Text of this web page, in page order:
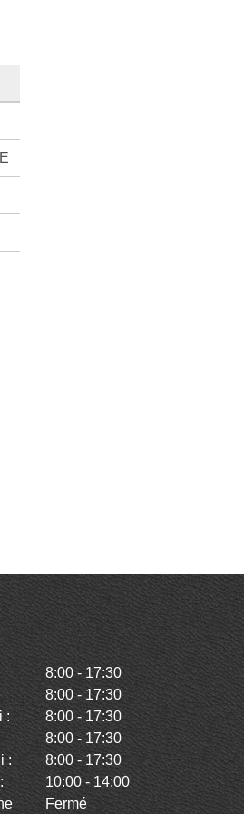
8:00 - 17:30
8:00 - 17:30
:
8:00 - 17:30
8:00 - 17:30
:
8:00 - 17:30
10:00 - 14:00
Fermé